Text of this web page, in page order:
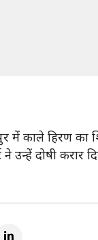
काले हिरण का
दोषी करार